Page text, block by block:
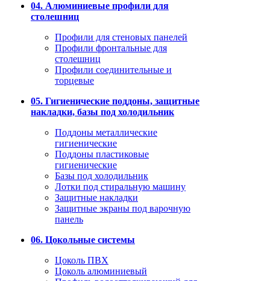
04. Алюминиевые профили для
столешниц
Профили для стеновых панелей
Профили фронтальные для
столешниц
Профили соединительные и
торцевые
05. Гигиенические поддоны, защитные
накладки, базы под холодильник
Поддоны металлические
гигиенические
Поддоны пластиковые
гигиенические
Базы под холодильник
Лотки под стиральную машину
Защитные накладки
Защитные экраны под варочную
панель
06. Цокольные системы
Цоколь ПВХ
Цоколь алюминиевый